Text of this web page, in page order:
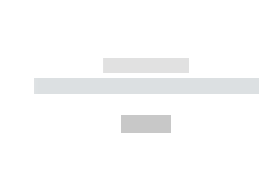
------------
----------- ----------- --------